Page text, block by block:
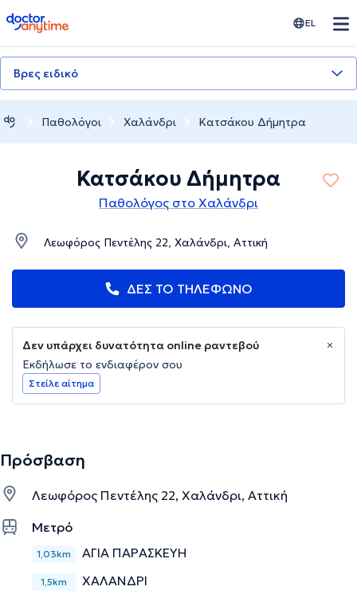
doctoranytime EL
Βρες ειδικό
Παθολόγοι Χαλάνδρι Κατσάκου Δήμητρα
Κατσάκου Δήμητρα
Παθολόγος στο Χαλάνδρι
Λεωφόρος Πεντέλης 22, Χαλάνδρι, Αττική
ΔΕΣ ΤΟ ΤΗΛΕΦΩΝΟ
Δεν υπάρχει δυνατότητα online ραντεβού
Εκδήλωσε το ενδιαφέρον σου
Στείλε αίτημα
Πρόσβαση
Λεωφόρος Πεντέλης 22, Χαλάνδρι, Αττική
Μετρό
1,03km ΑΓΙΑ ΠΑΡΑΣΚΕΥΗ
1,5km ΧΑΛΑΝΔΡΙ